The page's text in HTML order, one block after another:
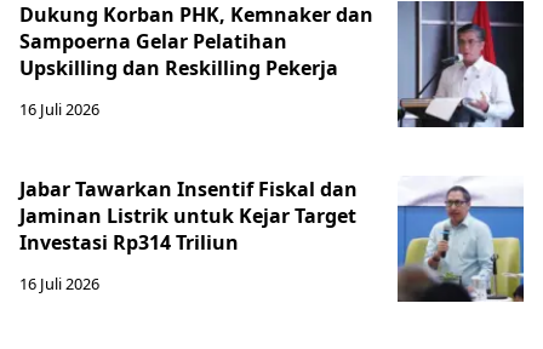
Dukung Korban PHK, Kemnaker dan
Sampoerna Gelar Pelatihan
Upskilling dan Reskilling Pekerja
16 Juli 2026
Jabar Tawarkan Insentif Fiskal dan
Jaminan Listrik untuk Kejar Target
Investasi Rp314 Triliun
16 Juli 2026